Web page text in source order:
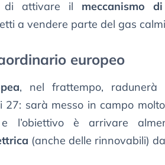
di attivare il meccanismo
a vendere parte del gas
europeo
, nel frattempo,
27: sarà messo in campo
l’obiettivo è arrivare
(anche delle rinnovabili)